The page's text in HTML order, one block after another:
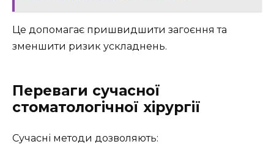
Це допомагає пришвидшити загоєння та
зменшити ризик ускладнень.
Переваги сучасної
стоматологічної хірургії
Сучасні методи дозволяють: